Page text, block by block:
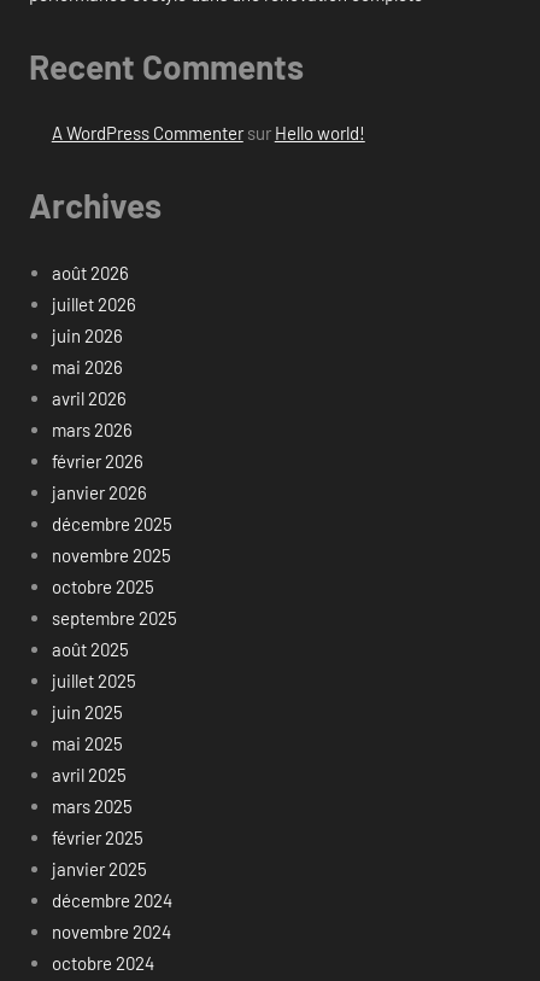
Recent Comments
A WordPress Commentersur Hello world!
Archives
août 2026
juillet 2026
juin 2026
mai 2026
avril 2026
mars 2026
février 2026
janvier 2026
décembre 2025
novembre 2025
octobre 2025
septembre 2025
août 2025
juillet 2025
juin 2025
mai 2025
avril 2025
mars 2025
février 2025
janvier 2025
décembre 2024
novembre 2024
octobre 2024